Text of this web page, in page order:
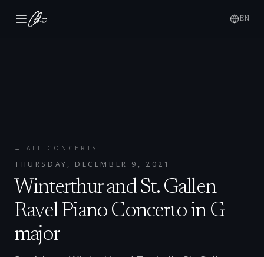
EN
← ALL CONCERTS
THURSDAY, DECEMBER 9, 2021
Winterthur and St. Gallen
Ravel Piano Concerto in G
major